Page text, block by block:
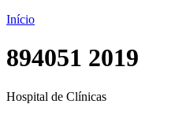
Início
894051 2019
Hospital de Clínicas